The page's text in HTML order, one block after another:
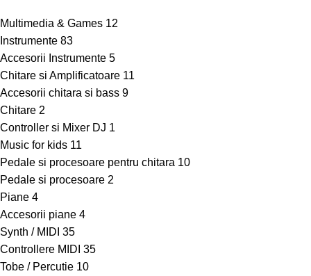
Multimedia & Games 12
Instrumente 83
Accesorii Instrumente 5
Chitare si Amplificatoare 11
Accesorii chitara si bass 9
Chitare 2
Controller si Mixer DJ 1
Music for kids 11
Pedale si procesoare pentru chitara 10
Pedale si procesoare 2
Piane 4
Accesorii piane 4
Synth / MIDI 35
Controllere MIDI 35
Tobe / Percutie 10